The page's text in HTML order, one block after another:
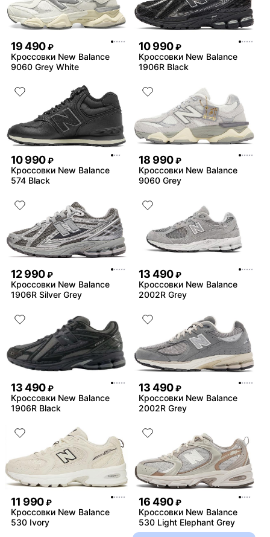
19 490 ₽
Кроссовки New Balance
9060 Grey White
10 990 ₽
Кроссовки New Balance
1906R Black
10 990 ₽
Кроссовки New Balance
574 Black
18 990 ₽
Кроссовки New Balance
9060 Grey
12 990 ₽
Кроссовки New Balance
1906R Silver Grey
13 490 ₽
Кроссовки New Balance
2002R Grey
13 490 ₽
Кроссовки New Balance
1906R Black
13 490 ₽
Кроссовки New Balance
2002R Grey
11 990 ₽
Кроссовки New Balance
530 Ivory
16 490 ₽
Кроссовки New Balance
530 Light Elephant Grey